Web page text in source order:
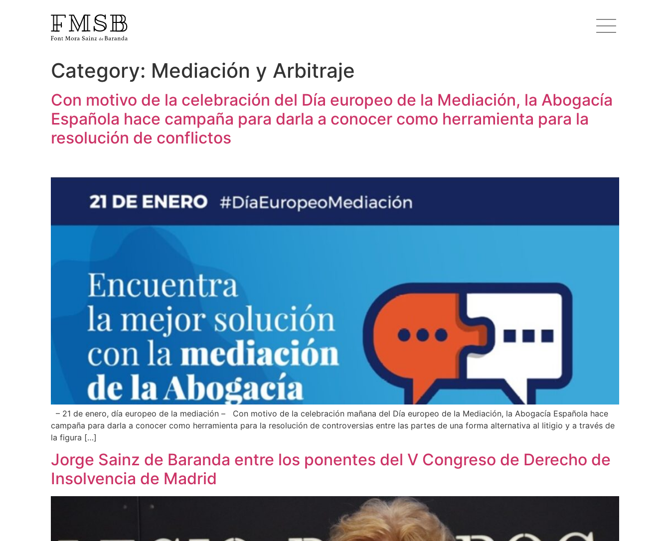
Home
Font Mora Sainz de Baranda
Team
Services
Blog and news
Category: Mediación y Arbitraje
Con motivo de la celebración del Día europeo de la Mediación, la Abogacía
Española hace campaña para darla a conocer como herramienta para la
resolución de conflictos
– 21 de enero, día europeo de la mediación – Con motivo de la celebración mañana del Día europeo de la Mediación, la Abogacía Española hace
campaña para darla a conocer como herramienta para la resolución de controversias entre las partes de una forma alternativa al litigio y a través de
la figura […]
Jorge Sainz de Baranda entre los ponentes del V Congreso de Derecho de
Insolvencia de Madrid